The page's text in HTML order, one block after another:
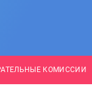
КОМИССИИ